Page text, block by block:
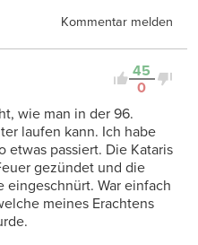
Kommentar melden
45
0
wie man in der 96.
laufen kann. Ich habe
etwas passiert. Die Kataris
gezündet und die
eingeschnürt. War einfach
meines Erachtens